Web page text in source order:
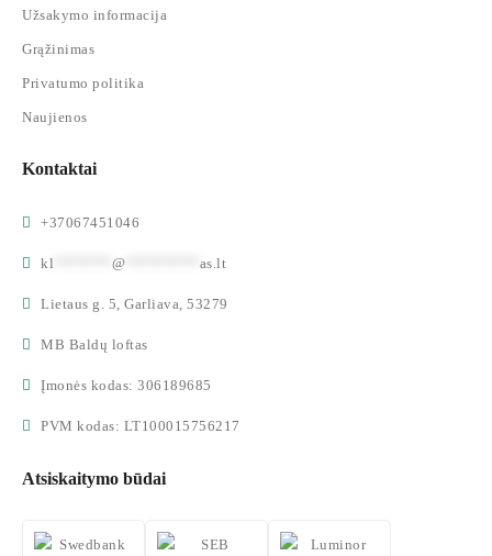
Užsakymo informacija
Grąžinimas
Privatumo politika
Naujienos
Kontaktai
+37067451046
kl @ as.lt
Lietaus g. 5, Garliava, 53279
MB Baldų loftas
Įmonės kodas: 306189685
PVM kodas: LT100015756217
Atsiskaitymo būdai